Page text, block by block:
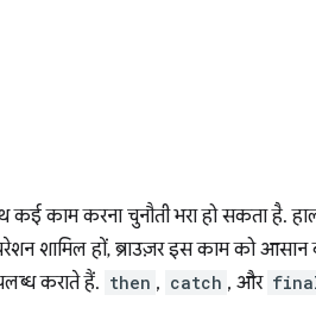
कई काम करना चुनौती भरा हो सकता है.
शामिल हों, ब्राउज़र इस काम को
कराते हैं. then , catch , और